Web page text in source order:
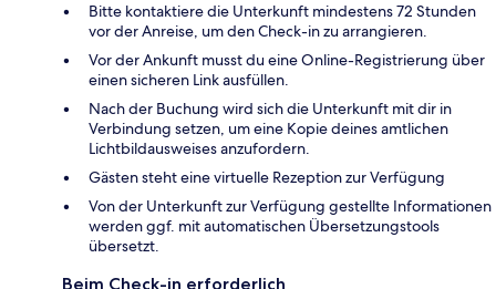
Bitte kontaktiere die Unterkunft mindestens 72 Stunden
vor der Anreise, um den Check-in zu arrangieren.
Vor der Ankunft musst du eine Online-Registrierung über
einen sicheren Link ausfüllen.
Nach der Buchung wird sich die Unterkunft mit dir in
Verbindung setzen, um eine Kopie deines amtlichen
Lichtbildausweises anzufordern.
Gästen steht eine virtuelle Rezeption zur Verfügung
Von der Unterkunft zur Verfügung gestellte Informationen
werden ggf. mit automatischen Übersetzungstools
übersetzt.
Beim Check-in erforderlich